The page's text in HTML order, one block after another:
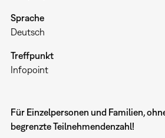
Sprache
Deutsch
Treffpunkt
Infopoint
Für Einzelpersonen und Familien,
begrenzte Teilnehmendenzahl!